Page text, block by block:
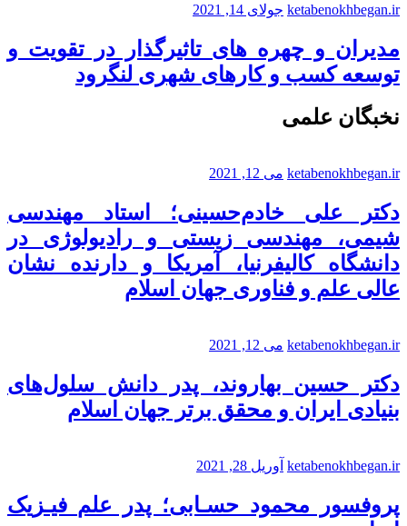
ketabenokhbegan.ir جولای 14, 2021
مدیران و چهره های تاثیرگذار در تقویت و
توسعه کسب و کارهای شهری لنگرود
نخبگان علمی
ketabenokhbegan.ir می 12, 2021
دکتر علی خادم‌حسینی؛ استاد مهندسی
شیمی، مهندسی زیستی و رادیولوژی در
دانشگاه کالیفرنیا، آمریکا و دارنده نشان
عالی علم و فناوری جهان اسلام
ketabenokhbegan.ir می 12, 2021
دکتر حسین بهاروند، پدر دانش سلول‌های
بنیادی ایران و محقق برتر جهان اسلام
ketabenokhbegan.ir آوریل 28, 2021
پروفسور محمود حسـابی؛ پدر علم فیـزیک